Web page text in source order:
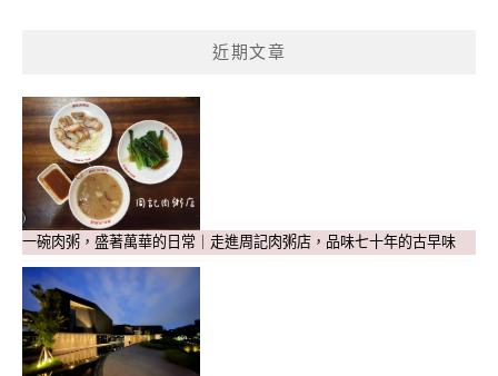
近期文章
一碗肉粥，盛著萬華的日常｜走進周記肉粥店，品味七十年的古早味